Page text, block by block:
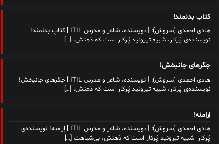
کتابِ بدنمند!
هادی احمدی (سروش): [ نویسنده، شاعر و مدرس ITIL ] کتابِ بدنمند!
نویسنده‌ی پُرکار، شبیه تیروئید پُرکار است که ذهنش، […]
جگرهای جانبخش!
هادی احمدی (سروش): [ نویسنده، شاعر و مدرس ITIL ] جگرهای جانبخش!
نویسنده‌ی پُرکار، شبیه تیروئید پُرکار است که ذهنش، […]
اِرامنه!
هادی احمدی (سروش): [ نویسنده، شاعر و مدرس ITIL ] اِرامنه! نویسنده‌ی
پُرکار، شبیه تیروئید پُرکار است که ذهنش، بی‌شباهت […]